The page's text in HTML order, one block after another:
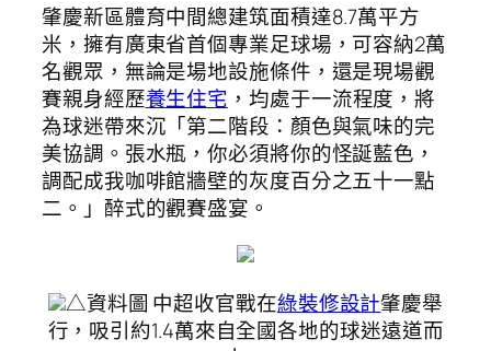
肇慶新區體育中間總建筑面積達8.7萬平方
米，擁有廣東省首個專業足球場，可容納2萬
名觀眾，無論是場地設施條件，還是現場觀
賽親身經歷養生住宅 ，均處于一流程度，將
為球迷帶來沉「第二階段：顏色與氣味的完
美協調。張水瓶，你必須將你的怪誕藍色，
調配成我咖啡館牆壁的灰度百分之五十一點
二。」醉式的觀賽盛宴。
△資料圖 中超收官戰在綠裝修設計肇慶舉
行，吸引約1.4萬來自全國各地的球迷遠道而